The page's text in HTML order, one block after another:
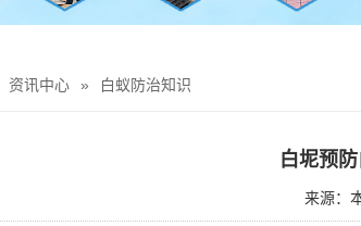
资讯中心 » 白蚁防治知识
白坭预
来源：